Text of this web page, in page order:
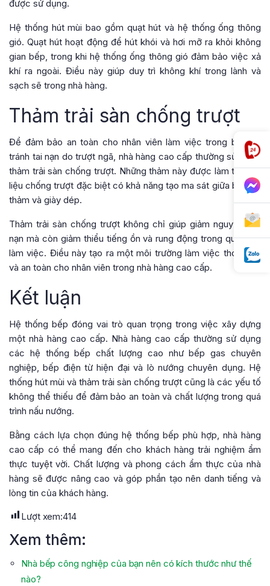
được sử dụng.
Hệ thống hút mùi bao gồm quạt hút và hệ thống ống thông
gió. Quạt hút hoạt động để hút khói và hơi mỡ ra khỏi không
gian bếp, trong khi hệ thống ống thông gió đảm bảo việc xả
khí ra ngoài. Điều này giúp duy trì không khí trong lành và
sạch sẽ trong nhà hàng.
Thảm trải sàn chống trượt
Để đảm bảo an toàn cho nhân viên làm việc trong bếp và
tránh tai nạn do trượt ngã, nhà hàng cao cấp thường sử dụng
thảm trải sàn chống trượt. Những thảm này được làm từ chất
liệu chống trượt đặc biệt có khả năng tạo ma sát giữa bề mặt
thảm và giày dép.
Thảm trải sàn chống trượt không chỉ giúp giảm nguy cơ tai
nạn mà còn giảm thiểu tiếng ồn và rung động trong quá trình
làm việc. Điều này tạo ra một môi trường làm việc thoải mái
và an toàn cho nhân viên trong nhà hàng cao cấp.
Kết luận
Hệ thống bếp đóng vai trò quan trọng trong việc xây dựng
một nhà hàng cao cấp. Nhà hàng cao cấp thường sử dụng
các hệ thống bếp chất lượng cao như bếp gas chuyên
nghiệp, bếp điện từ hiện đại và lò nướng chuyên dụng. Hệ
thống hút mùi và thảm trải sàn chống trượt cũng là các yếu tố
không thể thiếu để đảm bảo an toàn và chất lượng trong quá
trình nấu nướng.
Bằng cách lựa chọn đúng hệ thống bếp phù hợp, nhà hàng
cao cấp có thể mang đến cho khách hàng trải nghiệm ẩm
thực tuyệt vời. Chất lượng và phong cách ẩm thực của nhà
hàng sẽ được nâng cao và góp phần tạo nên danh tiếng và
lòng tin của khách hàng.
Lượt xem:414
Xem thêm:
Nhà bếp công nghiệp của bạn nên có kích thước như thế
nào?